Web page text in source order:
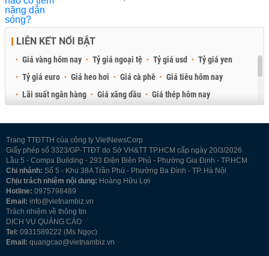
LIÊN KẾT NỔI BẬT
Giá vàng hôm nay Tỷ giá ngoại tệ Tỷ giá usd
Tỷ giá yen
Tỷ giá euro
Giá heo hơi Giá cà phê
Giá tiêu hôm nay
Lãi suất ngân hàng
Giá xăng dầu
Giá thép hôm nay
Trang TTĐTTH của công ty VietNewsCorp
Giấy phép số 3323/GP-TTĐT do Sở VH&TT TP.HCM cấp ngày 20/3/2026
Lầu 5 - Compa Building - 293 Điện Biên Phủ - Phường Gia Định - TP.HCM
Chi nhánh: Số 5 - Khu 38A Trần Phú - Phường Ba Đình - TP. Hà Nội
Chịu trách nhiệm nội dung: Hoàng Hữu Lợi
Hotline: 0975798489
Email: info@vietnambiz.vn
Trách nhiệm về thông tin
DỊCH VỤ QUẢNG CÁO
Tel: 0931589222 (Ms Ngọc)
Email: quangcao@vietnambiz.vn